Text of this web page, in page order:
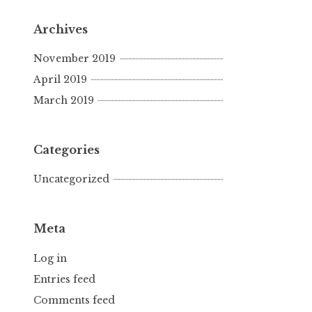
Archives
November 2019
April 2019
March 2019
Categories
Uncategorized
Meta
Log in
Entries feed
Comments feed